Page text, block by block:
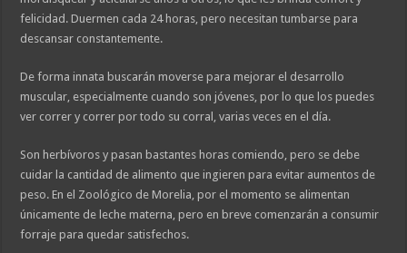
felicidad. Duermen cada 24 horas, pero necesitan tumbarse para
descansar constantemente.
De forma innata buscarán moverse para mejorar el desarrollo
muscular, especialmente cuando son jóvenes, por lo que los puedes
ver correr y correr por todo su corral, varias veces en el día.
Son herbívoros y pasan bastantes horas comiendo, pero se debe
cuidar la cantidad de alimento que ingieren para evitar aumentos de
peso. En el Zoológico de Morelia, por el momento se alimentan
únicamente de leche materna, pero en breve comenzarán a consumir
forraje para quedar satisfechos.